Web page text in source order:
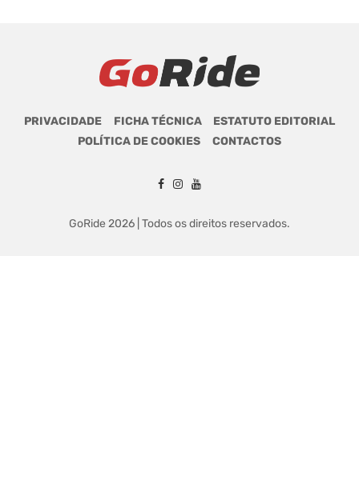
PRIVACIDADE FICHA TÉCNICA
ESTATUTO EDITORIAL
POLÍTICA DE COOKIES
CONTACTOS
GoRide 2026 | Todos os direitos reservados.